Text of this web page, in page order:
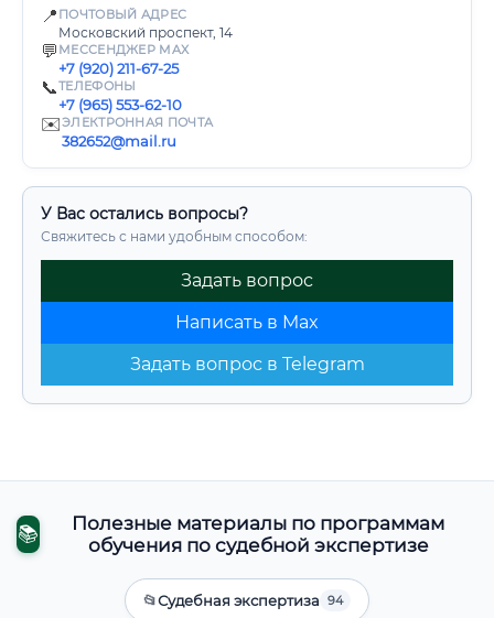
📍 ПОЧТОВЫЙ АДРЕС
Московский проспект, 14
💬 МЕССЕНДЖЕР MAX
+7 (920) 211-67-25
📞ТЕЛЕФОНЫ
+7 (965) 553-62-10
✉️ЭЛЕКТРОННАЯ ПОЧТА
382652@mail.ru
У Вас остались вопросы?
Свяжитесь с нами удобным способом:
Задать вопрос
Написать в Max
Задать вопрос в Telegram
📚
Полезные материалы по программам
обучения по судебной экспертизе
📂Судебная экспертиза 94